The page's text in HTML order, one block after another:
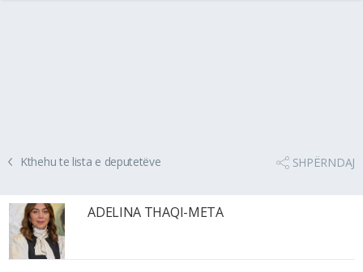
Kthehu te lista e deputetëve SHPËRNDAJ
ADELINA THAQI-META